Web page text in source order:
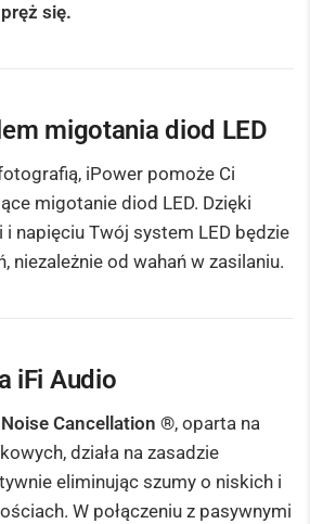
się.
migotania diod LED
iPower pomoże Ci
migotanie diod LED. Dzięki
napięciu Twój system LED będzie
niezależnie od wahań w zasilaniu.
iFi Audio
Cancellation ®, oparta na
działa na zasadzie
eliminując szumy o niskich i
W połączeniu z pasywnymi